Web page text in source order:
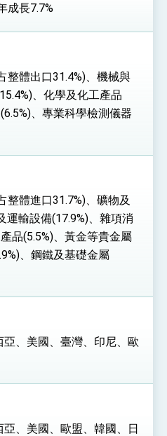
成長7.7%
整體出口31.4%)、機械與
、化學及化工產品
、專業科學檢測儀器
整體進口31.7%)、礦物及
運輸設備(17.9%)、雜項消
品(5.5%)、黃金等貴金屬
、鋼鐵及基礎金屬
、美國、臺灣、印尼、歐
、美國、歐盟、韓國、日